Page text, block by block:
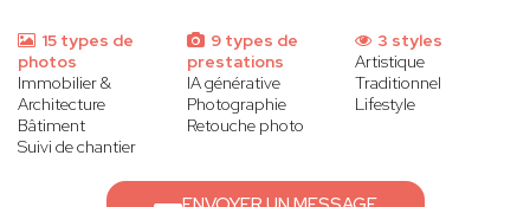
15 types de
photos
Immobilier &
Architecture
Bâtiment
Suivi de chantier
9 types de
prestations
IA générative
Photographie
Retouche photo
3 styles
Artistique
Traditionnel
Lifestyle